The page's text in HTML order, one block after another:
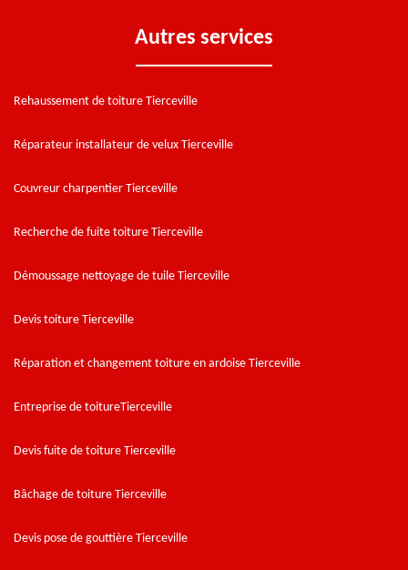
Autres services
Rehaussement de toiture Tierceville
Réparateur installateur de velux Tierceville
Couvreur charpentier Tierceville
Recherche de fuite toiture Tierceville
Démoussage nettoyage de tuile Tierceville
Devis toiture Tierceville
Réparation et changement toiture en ardoise Tierceville
Entreprise de toitureTierceville
Devis fuite de toiture Tierceville
Bâchage de toiture Tierceville
Devis pose de gouttière Tierceville